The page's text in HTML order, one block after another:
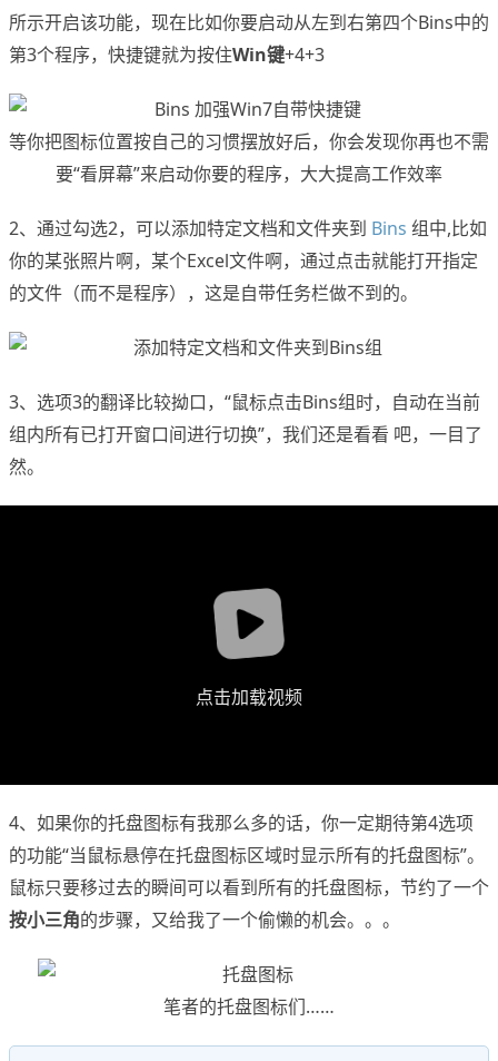
所示开启该功能，现在比如你要启动从左到右第四个Bins中的
第3个程序，快捷键就为按住Win键+4+3
等你把图标位置按自己的习惯摆放好后，你会发现你再也不需
要“看屏幕”来启动你要的程序，大大提高工作效率
2、通过勾选2，可以添加特定文档和文件夹到 Bins 组中,比如
你的某张照片啊，某个Excel文件啊，通过点击就能打开指定
的文件（而不是程序），这是自带任务栏做不到的。
3、选项3的翻译比较拗口，“鼠标点击Bins组时，自动在当前
组内所有已打开窗口间进行切换”，我们还是看看 吧，一目了
然。
点击加载视频
4、如果你的托盘图标有我那么多的话，你一定期待第4选项
的功能“当鼠标悬停在托盘图标区域时显示所有的托盘图标”。
鼠标只要移过去的瞬间可以看到所有的托盘图标，节约了一个
按小三角的步骤，又给我了一个偷懒的机会。。。
笔者的托盘图标们……